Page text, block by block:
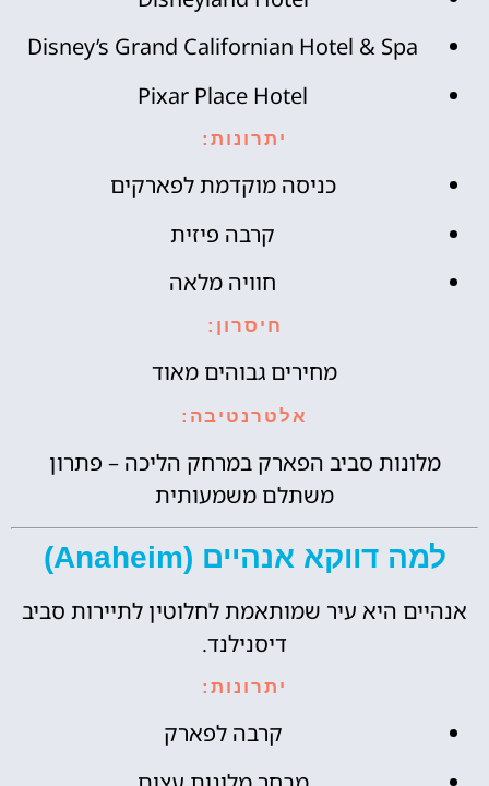
Disney’s Grand Californian Hotel & Spa
Pixar Place Hotel
יתרונות:
כניסה מוקדמת לפארקים
קרבה פיזית
חוויה מלאה
חיסרון:
מחירים גבוהים מאוד
אלטרנטיבה:
מלונות סביב הפארק במרחק הליכה – פתרון
משתלם משמעותית
למה דווקא אנהיים (Anaheim)
אנהיים היא עיר שמותאמת לחלוטין לתיירות סביב
דיסנילנד.
יתרונות:
קרבה לפארק